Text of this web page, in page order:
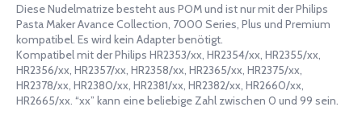
Diese Nudelmatrize besteht aus POM und ist nur mit der Philips
Pasta Maker Avance Collection, 7000 Series, Plus und Premium
kompatibel. Es wird kein Adapter benötigt.
Kompatibel mit der Philips HR2353/xx, HR2354/xx, HR2355/xx,
HR2356/xx, HR2357/xx, HR2358/xx, HR2365/xx, HR2375/xx,
HR2378/xx, HR2380/xx, HR2381/xx, HR2382/xx, HR2660/xx,
HR2665/xx. “xx” kann eine beliebige Zahl zwischen 0 und 99 sein.